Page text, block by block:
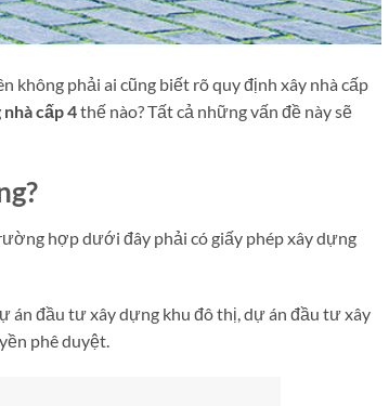
không phải ai cũng biết rõ quy định xây nhà cấp
cấp 4thế nào? Tất cả những vấn đề này sẽ
hợp dưới đây phải có giấy phép xây dựng
án đầu tư xây dựng khu đô thị, dự án đầu tư xây
phê duyệt.